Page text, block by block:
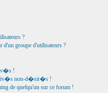
?
groupe d'utilisateurs ?
!
priv�s non-d�sir�s !
de quelqu'un sur ce forum !